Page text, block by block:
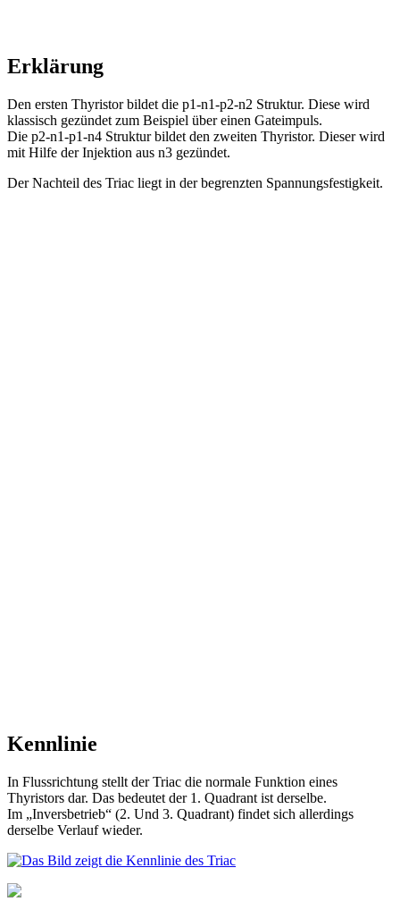
Erklärung
Den ersten Thyristor bildet die p1-n1-p2-n2 Struktur. Diese wird
klassisch gezündet zum Beispiel über einen Gateimpuls.
Die p2-n1-p1-n4 Struktur bildet den zweiten Thyristor. Dieser wird
mit Hilfe der Injektion aus n3 gezündet.
Der Nachteil des Triac liegt in der begrenzten Spannungsfestigkeit.
Kennlinie
In Flussrichtung stellt der Triac die normale Funktion eines
Thyristors dar. Das bedeutet der 1. Quadrant ist derselbe.
Im „Inversbetrieb“ (2. Und 3. Quadrant) findet sich allerdings
derselbe Verlauf wieder.